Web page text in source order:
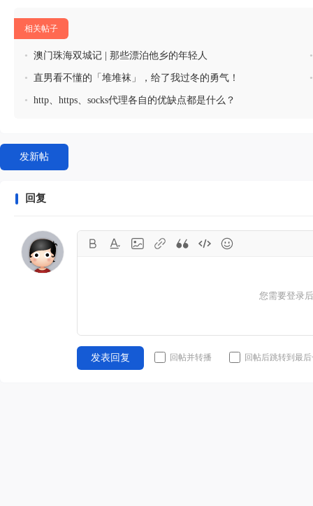
相关帖子
• 澳门珠海双城记 | 那些漂泊他乡的年轻人
• 直男看不懂的「堆堆袜」，给了我过冬的勇气！
• http、https、socks代理各自的优缺点都是什么？
发新帖
回复
您需要登录
发表回复 回帖并转播 回帖后跳转到最